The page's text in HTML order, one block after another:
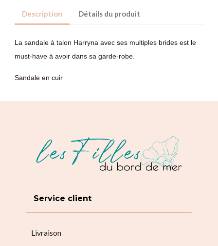
Description Détails du produit
La sandale à talon Harryna avec ses multiples brides est le
must-have à avoir dans sa garde-robe.
Sandale en cuir
Service client
Livraison